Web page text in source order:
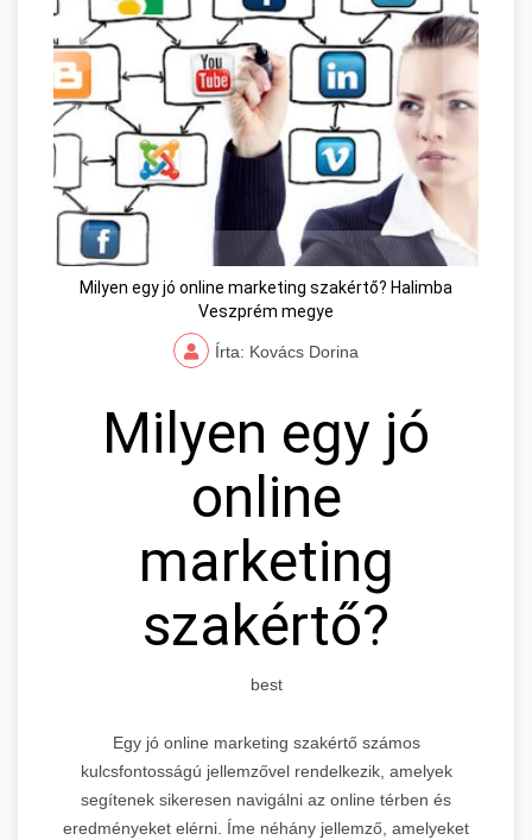
Milyen egy jó online marketing szakértő? Halimba
Veszprém megye
Írta: Kovács Dorina
Milyen egy jó
online
marketing
szakértő?
best
Egy jó online marketing szakértő számos
kulcsfontosságú jellemzővel rendelkezik, amelyek
segítenek sikeresen navigálni az online térben és
eredményeket elérni. Íme néhány jellemző, amelyeket